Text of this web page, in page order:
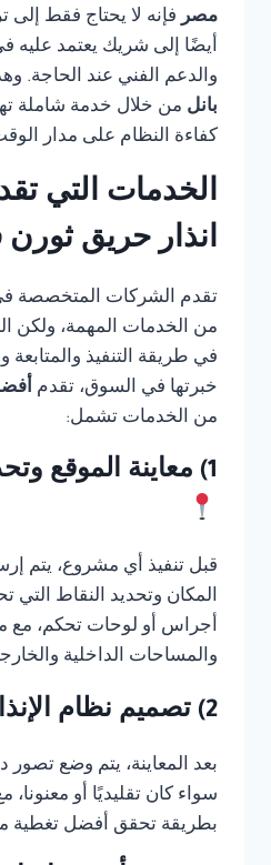
مصر فإنه لا يحتاج فقط إلى
أيضًا إلى شريك يعتمد عليه في
والدعم الفني عند الحاجة.
بانل من خلال خدمة شاملة
كفاءة النظام على مدار
الخدمات التي
انذار حريق
تقدم الشركات المتخصصة
من الخدمات المهمة، ولكن
في طريقة التنفيذ والمتابعة
خبرتها في السوق، تقدم
من الخدمات تشمل:
1) معاينة الموقع وتحديد الاحتياجات
قبل تنفيذ أي مشروع، يتم
المكان وتحديد النقاط التي
أجراس أو لوحات تحكم، مع
والمساحات الداخلية
2) تصميم نظام الإنذار المناسب
بعد المعاينة، يتم وضع تصور
سواء كان تقليديًا أو معنونا،
بطريقة تحقق أفضل تغطية